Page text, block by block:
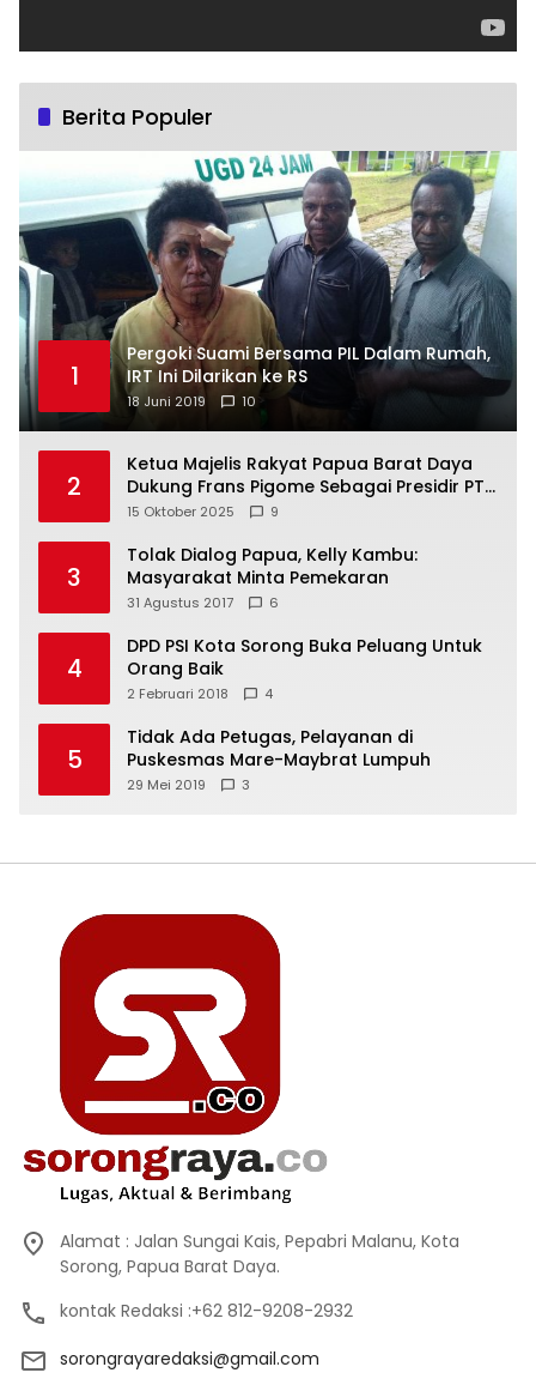
Berita Populer
1
Pergoki Suami Bersama PIL Dalam Rumah,
IRT Ini Dilarikan ke RS
18 Juni 2019 10
2
Ketua Majelis Rakyat Papua Barat Daya
Dukung Frans Pigome Sebagai Presidir PT
Freeport Indonesia
15 Oktober 2025 9
3
Tolak Dialog Papua, Kelly Kambu:
Masyarakat Minta Pemekaran
31 Agustus 2017 6
4
DPD PSI Kota Sorong Buka Peluang Untuk
Orang Baik
2 Februari 2018 4
5
Tidak Ada Petugas, Pelayanan di
Puskesmas Mare-Maybrat Lumpuh
29 Mei 2019 3
Alamat : Jalan Sungai Kais, Pepabri Malanu, Kota
Sorong, Papua Barat Daya.
kontak Redaksi :+62 812-9208-2932
sorongrayaredaksi@gmail.com